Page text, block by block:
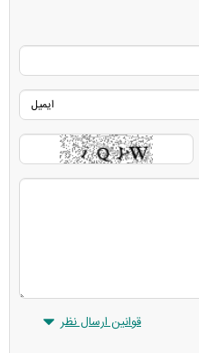
قوانین ارسال نظر